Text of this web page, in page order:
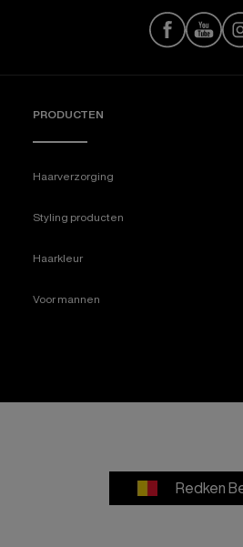
PRODUCTEN
Haarverzorging
Styling producten
Haarkleur
Voor mannen
Redken